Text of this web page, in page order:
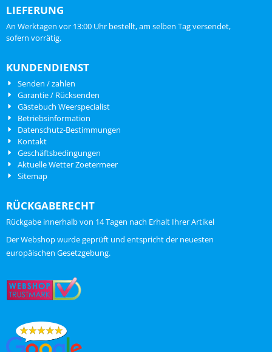
LIEFERUNG
An Werktagen vor 13:00 Uhr bestellt, am selben Tag versendet,
sofern vorrätig.
KUNDENDIENST
Senden / zahlen
Garantie / Rücksenden
Gästebuch Weerspecialist
Betriebsinformation
Datenschutz-Bestimmungen
Kontakt
Geschäftsbedingungen
Aktuelle Wetter Zoetermeer
Sitemap
RÜCKGABERECHT
Rückgabe innerhalb von 14 Tagen nach Erhalt Ihrer Artikel
ChatGPT zei:
Der Webshop wurde geprüft und entspricht der neuesten
europäischen Gesetzgebung.